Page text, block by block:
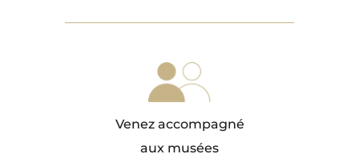
Venez accompagné
aux musées